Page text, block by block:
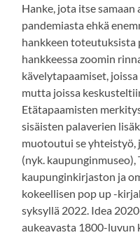
Hanke, jota itse samaan
pandemiasta ehkä
hankkeen toteutuksista
hankkeessa zoomin
kävelytapaamiset,
mutta joissa
Etätapaamisten
sisäisten palaverien
muotoutui se yhteistyö,
(nyk. kaupunginmuseo),
kaupunginkirjaston ja
kokeellisen pop up -
syksyllä 2022. Idea
aukeavasta 1800-